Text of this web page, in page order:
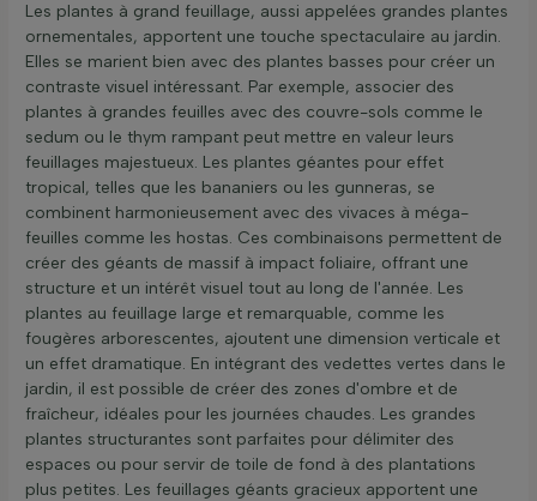
Les plantes à grand feuillage, aussi appelées grandes plantes
ornementales, apportent une touche spectaculaire au jardin.
Elles se marient bien avec des plantes basses pour créer un
contraste visuel intéressant. Par exemple, associer des
plantes à grandes feuilles avec des couvre-sols comme le
sedum ou le thym rampant peut mettre en valeur leurs
feuillages majestueux. Les plantes géantes pour effet
tropical, telles que les bananiers ou les gunneras, se
combinent harmonieusement avec des vivaces à méga-
feuilles comme les hostas. Ces combinaisons permettent de
créer des géants de massif à impact foliaire, offrant une
structure et un intérêt visuel tout au long de l'année. Les
plantes au feuillage large et remarquable, comme les
fougères arborescentes, ajoutent une dimension verticale et
un effet dramatique. En intégrant des vedettes vertes dans le
jardin, il est possible de créer des zones d'ombre et de
fraîcheur, idéales pour les journées chaudes. Les grandes
plantes structurantes sont parfaites pour délimiter des
espaces ou pour servir de toile de fond à des plantations
plus petites. Les feuillages géants gracieux apportent une